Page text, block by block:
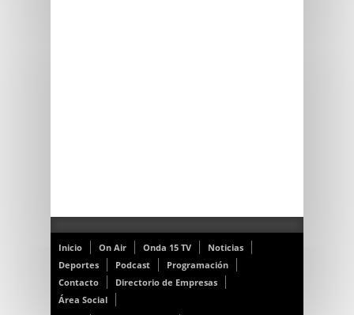
Inicio On Air Onda 15 TV
Noticias
Deportes
Podcast
Programación
Contacto
Directorio de Empresas
Área Social